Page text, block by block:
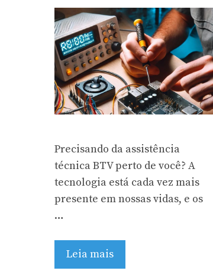
Precisando da assistência
técnica BTV perto de você? A
tecnologia está cada vez mais
presente em nossas vidas, e os
…
Leia mais